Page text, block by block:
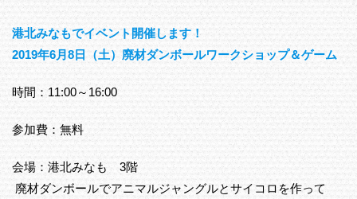
港北みなもでイベント開催します！
2019年6月8日（土）廃材ダンボールワークショップ＆ゲーム
時間：11:00～16:00
参加費：無料
会場：港北みなも 3階
廃材ダンボールでアニマルジャングルとサイコロを作って